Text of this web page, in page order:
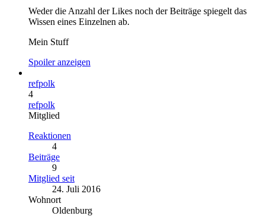
Weder die Anzahl der Likes noch der Beiträge spiegelt das
Wissen eines Einzelnen ab.
Mein Stuff
Spoiler anzeigen
refpolk
4
refpolk
Mitglied
Reaktionen
4
Beiträge
9
Mitglied seit
24. Juli 2016
Wohnort
Oldenburg